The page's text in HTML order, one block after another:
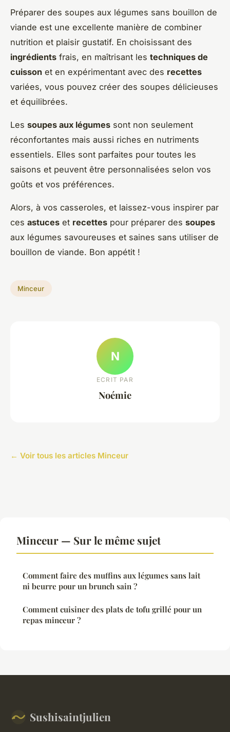
Préparer des soupes aux légumes sans bouillon de
viande est une excellente manière de combiner
nutrition et plaisir gustatif. En choisissant des
ingrédients frais, en maîtrisant les techniques de
cuisson et en expérimentant avec des recettes
variées, vous pouvez créer des soupes délicieuses
et équilibrées.
Les soupes aux légumes sont non seulement
réconfortantes mais aussi riches en nutriments
essentiels. Elles sont parfaites pour toutes les
saisons et peuvent être personnalisées selon vos
goûts et vos préférences.
Alors, à vos casseroles, et laissez-vous inspirer par
ces astuces et recettes pour préparer des soupes
aux légumes savoureuses et saines sans utiliser de
bouillon de viande. Bon appétit !
Minceur
N
ECRIT PAR
Noémie
← Voir tous les articles Minceur
Minceur — Sur le même sujet
Comment faire des muffins aux légumes sans lait
ni beurre pour un brunch sain ?
Comment cuisiner des plats de tofu grillé pour un
repas minceur ?
Sushisaintjulien